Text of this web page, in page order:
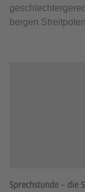
bergen
Sprechstunde – die